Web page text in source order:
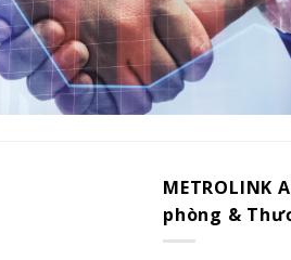
METROLINK
phòng &